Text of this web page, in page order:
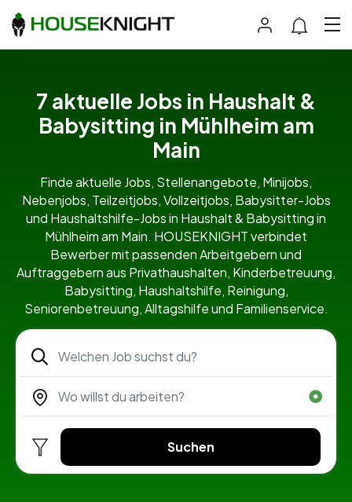
7 aktuelle Jobs in Haushalt &
Babysitting in Mühlheim am
Main
Finde aktuelle Jobs, Stellenangebote, Minijobs,
Nebenjobs, Teilzeitjobs, Vollzeitjobs, Babysitter-Jobs
und Haushaltshilfe-Jobs in Haushalt & Babysitting in
Mühlheim am Main. HOUSEKNIGHT verbindet
Bewerber mit passenden Arbeitgebern und
Auftraggebern aus Privathaushalten, Kinderbetreuung,
Babysitting, Haushaltshilfe, Reinigung,
Seniorenbetreuung, Alltagshilfe und Familienservice.
Suchen